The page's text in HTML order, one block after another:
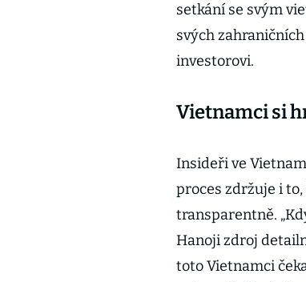
setkání se svým
svých
investorovi.
Vietnamci si
Insideři ve
proces zdržuje i
transparentně.
Hanoji zdroj
toto Vietnamci